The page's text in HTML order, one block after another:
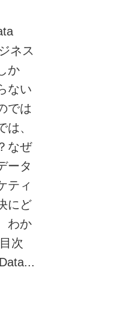
ネス
か
ない
では
、
なぜ
ータ
ティ
にど
わか
次